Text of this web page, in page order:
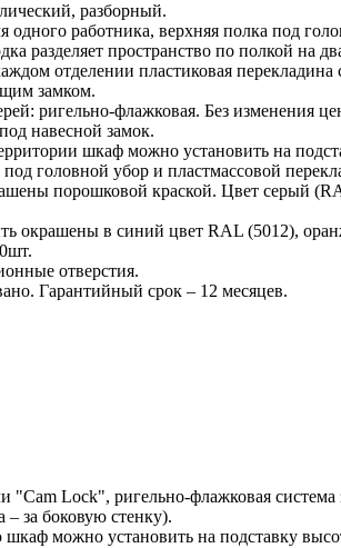
разборный.
одного работника, верхняя полка под
разделяет пространство по полкой на
отделении пластиковая
замком.
ригельно-флажковая. Без изменения
навесной замок.
шкаф можно установить на
головной убор и пластмассовой
порошковой краской. Цвет серый
окрашены в синий цвет RAL (5012),
отверстия.
Гарантийный срок – 12 месяцев.
"Cam Lock", ригельно-флажковая система
– за боковую стенку).
можно установить на подставку